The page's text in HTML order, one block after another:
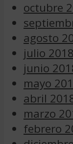
octubre
agosto
julio 2018
junio
mayo
abril
marzo
febrero